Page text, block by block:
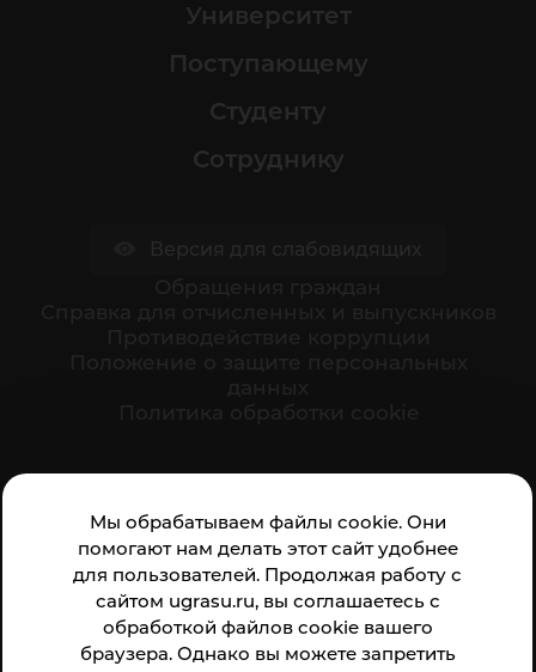
Мы обрабатываем файлы cookie. Они
помогают нам делать этот сайт удобнее
для пользователей. Продолжая работу с
сайтом ugrasu.ru, вы соглашаетесь с
обработкой файлов cookie вашего
браузера. Однако вы можете запретить
Университет
Поступающему
Студенту
Сотруднику
организации: